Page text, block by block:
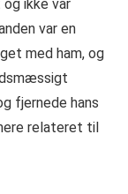
ikke var
var en
med ham, og
fjernede hans
relateret til